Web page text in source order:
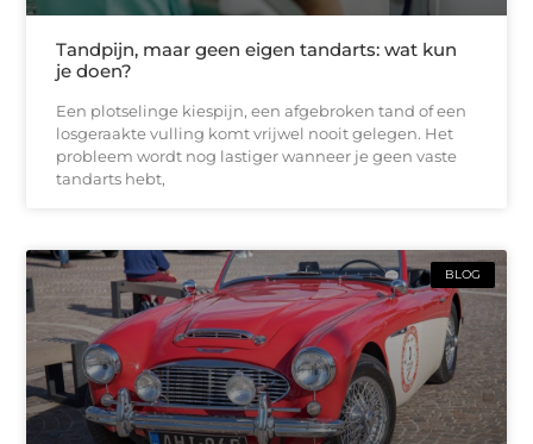
Tandpijn, maar geen eigen tandarts: wat kun
je doen?
Een plotselinge kiespijn, een afgebroken tand of een
losgeraakte vulling komt vrijwel nooit gelegen. Het
probleem wordt nog lastiger wanneer je geen vaste
tandarts hebt,
BLOG